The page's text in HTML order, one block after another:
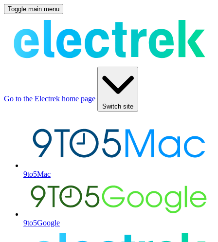
Toggle main menu
Go to the Electrek home page
Switch site
9to5Mac
9to5Google